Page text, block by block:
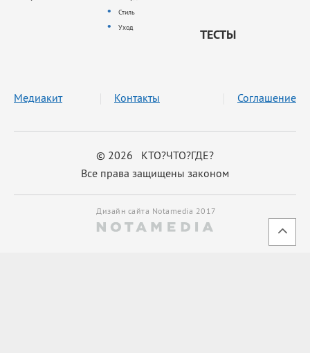
Стиль
Уход
ТЕСТЫ
© 2026 КТО?ЧТО?ГДЕ?
Все права защищены законом
Медиакит Контакты Соглашение
Дизайн сайта Notamedia 2017